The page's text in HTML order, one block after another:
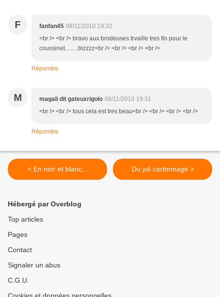
F fanfan45 08/11/2010 19:32
<br /> <br /> bravo aux brodeuses trvaille tres fin pour le
coussinet.........bizzzz<br /> <br /> <br /> <br />
Répondre
M magali dit gateuxrigolo 08/11/2010 19:31
<br /> <br /> tous cela est tres beau<br /> <br /> <br /> <br />
Répondre
< En noir et blanc... Du joli cartonnage >
Hébergé par Overblog
Top articles
Pages
Contact
Signaler un abus
C.G.U.